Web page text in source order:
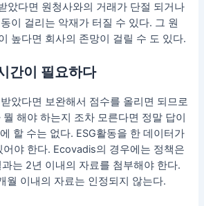
았다면 원청사와의 거래가 단절 되거나
이 걸리는 악재가 터질 수 있다. 그 원
높다면 회사의 존망이 걸릴 수 도 있다.
간이 필요하다
았다면 보완해서 점수를 올리면 되므로
해야 하는지 조차 모른다면 정말 답이
할 수는 없다. ESG활동을 한 데이터가
야 한다. Ecovadis의 경우에는 정책은
는 2년 이내의 자료를 첨부해야 한다.
월 이내의 자료는 인정되지 않는다.